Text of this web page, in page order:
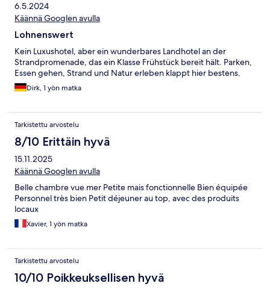
6.5.2024
Käännä Googlen avulla
Lohnenswert
Kein Luxushotel, aber ein wunderbares Landhotel an der
Strandpromenade, das ein Klasse Frühstück bereit hält. Parken,
Essen gehen, Strand und Natur erleben klappt hier bestens.
Dirk, 1 yön matka
Tarkistettu arvostelu
8/10 Erittäin hyvä
15.11.2025
Käännä Googlen avulla
Belle chambre vue mer Petite mais fonctionnelle Bien équipée
Personnel très bien Petit déjeuner au top, avec des produits
locaux
Xavier, 1 yön matka
Tarkistettu arvostelu
10/10 Poikkeuksellisen hyvä